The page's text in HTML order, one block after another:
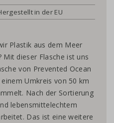
in der EU
Plastik aus dem Meer
dieser Flasche ist uns
von Prevented Ocean
Umkreis von 50 km
Nach der Sortierung
lebensmittelechtem
Das ist eine weitere